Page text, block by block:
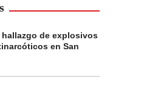
de explosivos
en San